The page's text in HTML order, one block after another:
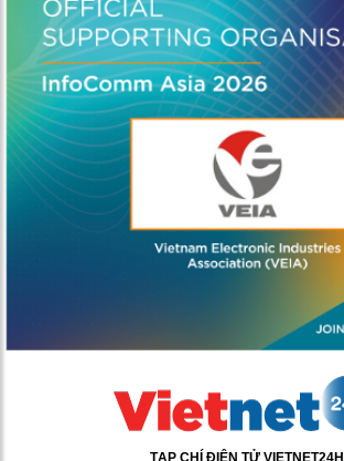
TẠP CHÍ ĐIỆN TỬ VIETNET24H